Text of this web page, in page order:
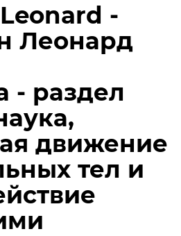
-
Леонард
- раздел
движение
тел и